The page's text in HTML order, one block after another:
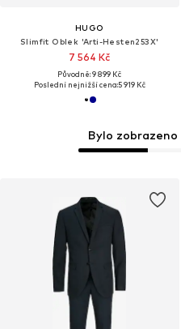
HUGO
Slimfit Oblek 'Arti-Hesten253X'
7 564 Kč
Původně: 9 899 Kč
Poslední nejnižší cena:5 919 Kč
Bylo zobrazeno